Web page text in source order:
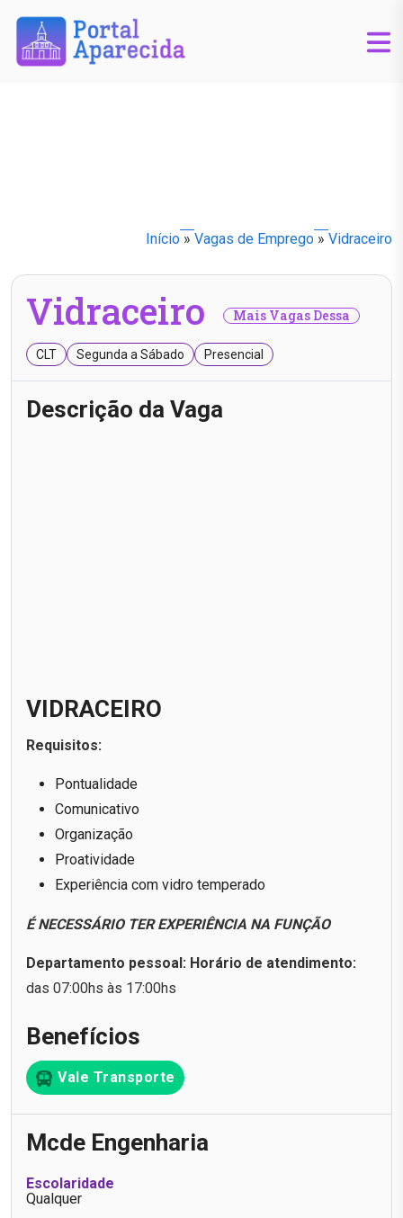
Início » Vagas de Emprego » Vidraceiro
Vidraceiro Mais Vagas Dessa
CLT Segunda a Sábado Presencial
Descrição da Vaga
VIDRACEIRO
Requisitos:
Pontualidade
Comunicativo
Organização
Proatividade
Experiência com vidro temperado
É NECESSÁRIO TER EXPERIÊNCIA NA FUNÇÃO
Departamento pessoal: Horário de atendimento:
das 07:00hs às 17:00hs
Benefícios
Vale Transporte
Mcde Engenharia
Escolaridade
Qualquer